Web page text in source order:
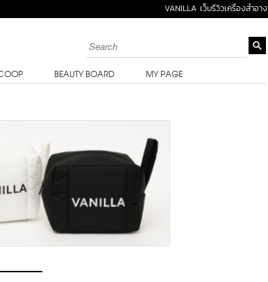
VANILLA เว็บรีวิวเครื่องสำอาง
BEAUTY BOARD MY PAGE